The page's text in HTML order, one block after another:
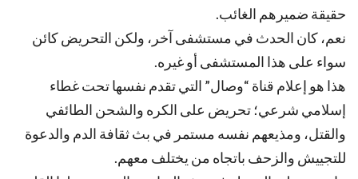
حقيقة ضميرهم الغائب.
نعم، كان الحدث في مستشفى آخر، ولكن التحريض كائن
سواء على هذا المستشفى أو غيره.
هذا هو إعلام قناة “وصال” التي تقدم نفسها تحت غطاء
إسلامي شرعي؛ تحريض على الكره والشحن الطائفي
والقتل، ومذيعهم نفسه مستمر في بث ثقافة الدم والدعوة
للتجييش والزحف باتجاه من يختلف معهم.